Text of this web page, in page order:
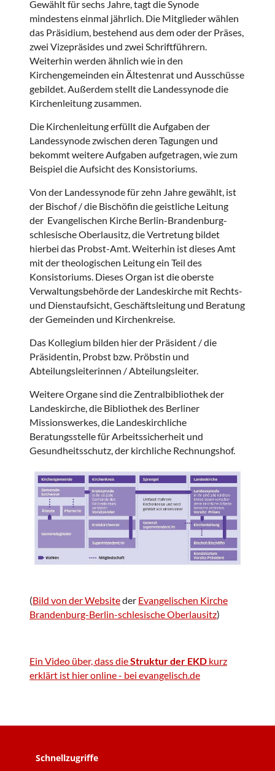
Gewählt für sechs Jahre, tagt die Synode
mindestens einmal jährlich. Die Mitglieder wählen
das Präsidium, bestehend aus dem oder der Präses,
zwei Vizepräsides und zwei Schriftführern.
Weiterhin werden ähnlich wie in den
Kirchengemeinden ein Ältestenrat und Ausschüsse
gebildet. Außerdem stellt die Landessynode die
Kirchenleitung zusammen.
Die Kirchenleitung erfüllt die Aufgaben der
Landessynode zwischen deren Tagungen und
bekommt weitere Aufgaben aufgetragen, wie zum
Beispiel die Aufsicht des Konsistoriums.
Von der Landessynode für zehn Jahre gewählt, ist
der Bischof / die Bischöfin die geistliche Leitung
der Evangelischen Kirche Berlin-Brandenburg-
schlesische Oberlausitz, die Vertretung bildet
hierbei das Probst-Amt. Weiterhin ist dieses Amt
mit der theologischen Leitung ein Teil des
Konsistoriums. Dieses Organ ist die oberste
Verwaltungsbehörde der Landeskirche mit Rechts-
und Dienstaufsicht, Geschäftsleitung und Beratung
der Gemeinden und Kirchenkreise.
Das Kollegium bilden hier der Präsident / die
Präsidentin, Probst bzw. Pröbstin und
Abteilungsleiterinnen / Abteilungsleiter.
Weitere Organe sind die Zentralbibliothek der
Landeskirche, die Bibliothek des Berliner
Missionswerkes, die Landeskirchliche
Beratungsstelle für Arbeitssicherheit und
Gesundheitsschutz, der kirchliche Rechnungshof.
(Bild von der Websiteder Evangelischen Kirche
Brandenburg-Berlin-schlesische Oberlausitz)
Ein Video über, dass dieStruktur der EKD kurz
erklärt ist hier online - bei evangelisch.de
Schnellzugriffe